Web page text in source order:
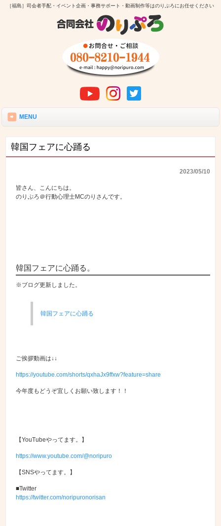
［福島］司会者手配・イベント企画・事務サポート・動画制作等はのりぷろにお任せください
MENU
韓国フェアに心踊る
2023/05/10
皆さん、こんにちは。
のりぷろ＠行動心理士MCのりさんです。
韓国フェアに心踊る。
※ブログ更新しました。
韓国フェアに心踊る
ご挨拶動画は↓↓
https://youtube.com/shorts/qxhaJx9ffxw?feature=share
今年度もどうぞ宜しくお願い致します！！
【YouTubeやってます。】
https://www.youtube.com/@noripuro
【SNSやってます。】
■Twitter
https://twitter.com/noripuronorisan